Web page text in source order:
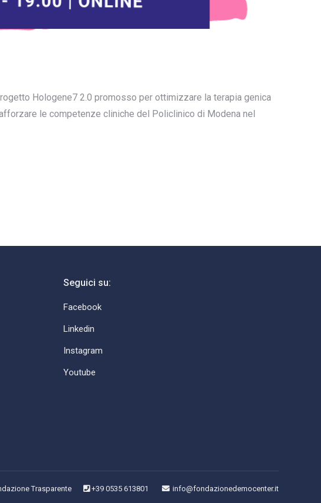
Hologene7 2.0 promosso per ottimizzare la terapia genica
le competenze cliniche del Policlinico di Modena nel
Seguici su:
Facebook
Linkedin
Instagram
Youtube
Trasparente +39 0535 613801 info@fondazionedemocenter.it